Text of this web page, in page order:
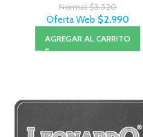
Normal$3.520
Oferta Web $2.990
AGREGAR AL CARRITO